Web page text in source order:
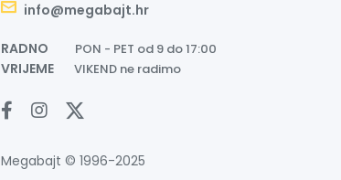
info@megabajt.hr
RADNO PON - PET od 9 do 17:00
VRIJEME VIKEND ne radimo
Megabajt © 1996-2025